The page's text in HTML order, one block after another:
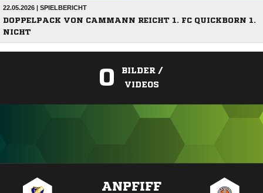
22.05.2026 | SPIELBERICHT
DOPPELPACK VON CAMMANN REICHT 1. FC QUICKBORN 1.
NICHT
0
BILDER /
VIDEOS
ANPFIFF